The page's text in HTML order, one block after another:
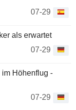
07-29
als erwartet
07-29
Höhenflug -
07-29